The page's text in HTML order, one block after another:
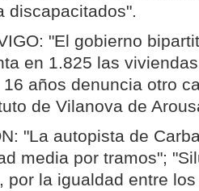
discapacitados".
"El gobierno
en 1.825 las
años denuncia otro
de Vilanova de
"La autopista de
media por tramos";
por la igualdad entre